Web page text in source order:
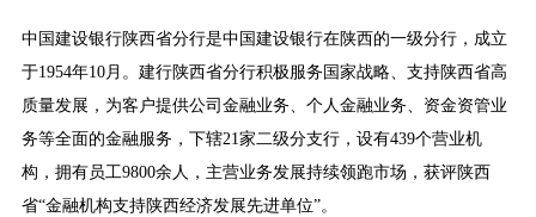
中国建设银行陕西省分行是中国建设银行在陕西的一级分行，成立
于1954年10月。建行陕西省分行积极服务国家战略、支持陕西省高
质量发展，为客户提供公司金融业务、个人金融业务、资金资管业
务等全面的金融服务，下辖21家二级分支行，设有439个营业机
构，拥有员工9800余人，主营业务发展持续领跑市场，获评陕西
省“金融机构支持陕西经济发展先进单位”。